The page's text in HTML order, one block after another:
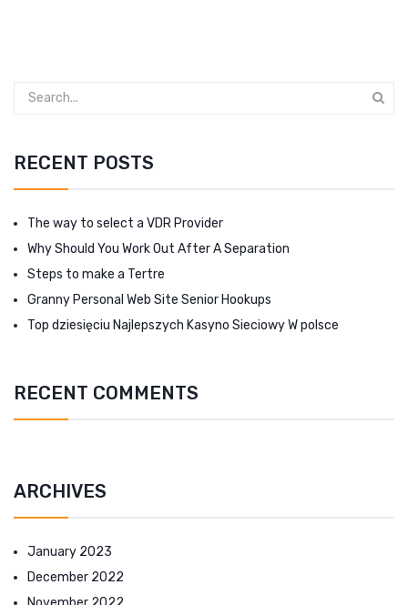
RECENT POSTS
The way to select a VDR Provider
Why Should You Work Out After A Separation
Steps to make a Tertre
Granny Personal Web Site Senior Hookups
Top dziesięciu Najlepszych Kasyno Sieciowy W polsce
RECENT COMMENTS
ARCHIVES
January 2023
December 2022